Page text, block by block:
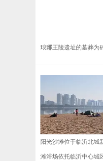
琅琊王陵遗址的墓葬为
阳光沙滩位于临沂北城
滩浴场依托临沂中心城